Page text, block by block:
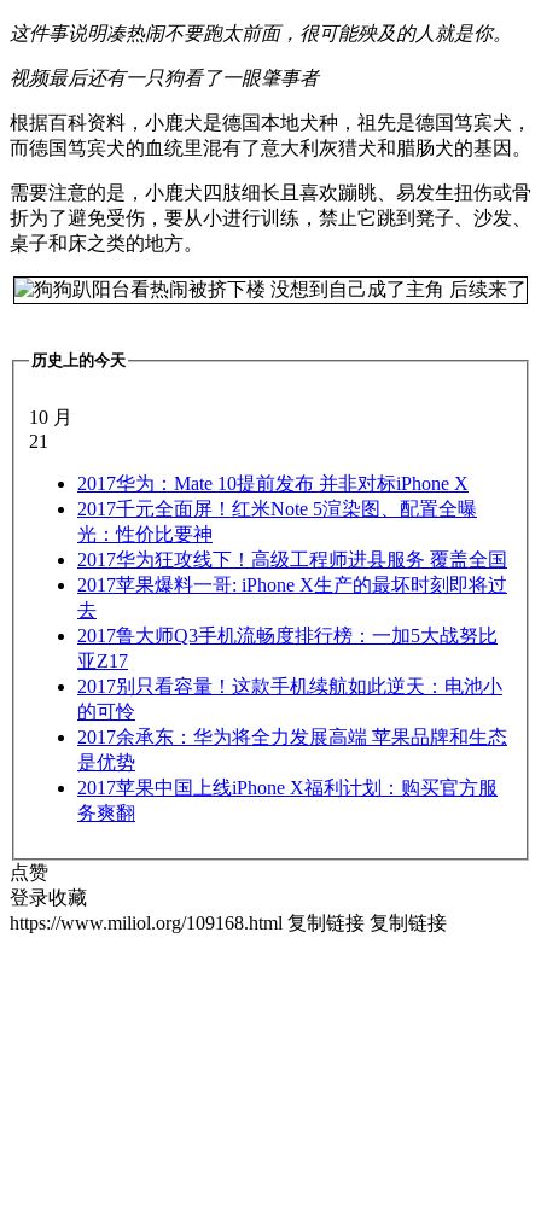
这件事说明凑热闹不要跑太前面，很可能殃及的人就是你。
视频最后还有一只狗看了一眼肇事者
根据百科资料，小鹿犬是德国本地犬种，祖先是德国笃宾犬，
而德国笃宾犬的血统里混有了意大利灰猎犬和腊肠犬的基因。
需要注意的是，小鹿犬四肢细长且喜欢蹦眺、易发生扭伤或骨
折为了避免受伤，要从小进行训练，禁止它跳到凳子、沙发、
桌子和床之类的地方。
历史上的今天
10 月
21
2017华为：Mate 10提前发布 并非对标iPhone X
2017千元全面屏！红米Note 5渲染图、配置全曝
光：性价比要神
2017华为狂攻线下！高级工程师进县服务 覆盖全国
2017苹果爆料一哥: iPhone X生产的最坏时刻即将过
去
2017鲁大师Q3手机流畅度排行榜：一加5大战努比
亚Z17
2017别只看容量！这款手机续航如此逆天：电池小
的可怜
2017余承东：华为将全力发展高端 苹果品牌和生态
是优势
2017苹果中国上线iPhone X福利计划：购买官方服
务爽翻
点赞
登录收藏
https://www.miliol.org/109168.html 复制链接 复制链接